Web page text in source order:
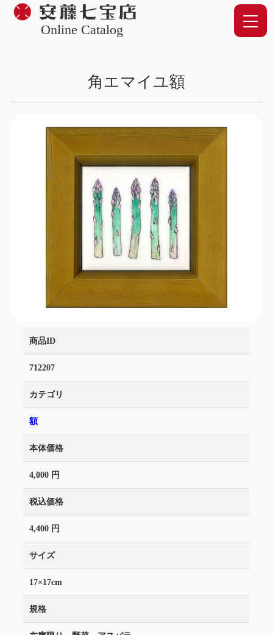
Online Catalog
角エマイユ額
商品ID
712207
カテゴリ
額
本体価格
4,000 円
税込価格
4,400 円
サイズ
17×17cm
規格